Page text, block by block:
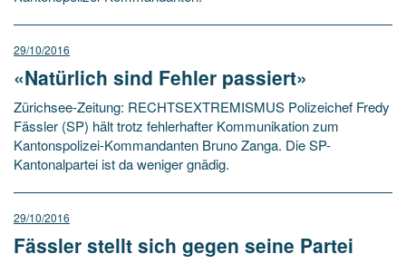
29/10/2016
«Natürlich sind Fehler passiert»
Zürichsee-Zeitung: RECHTSEXTREMISMUS Polizeichef Fredy
Fässler (SP) hält trotz fehlerhafter Kommunikation zum
Kantonspolizei-Kommandanten Bruno Zanga. Die SP-
Kantonalpartei ist da weniger gnädig.
29/10/2016
Fässler stellt sich gegen seine Partei